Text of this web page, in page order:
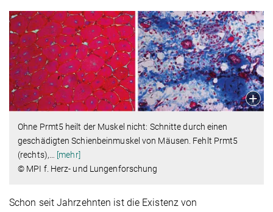
Ohne Prmt5 heilt der Muskel nicht: Schnitte durch einen
geschädigten Schienbeinmuskel von Mäusen. Fehlt Prmt5
(rechts),
[mehr]
© MPI f. Herz- und Lungenforschung
Schon seit Jahrzehnten ist die Existenz von